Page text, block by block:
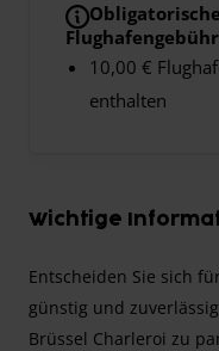
Flughafengebühr
10,00 €
enthalten
Wichtige
Entscheiden Sie sich
günstig und
Brüssel Charleroi zu